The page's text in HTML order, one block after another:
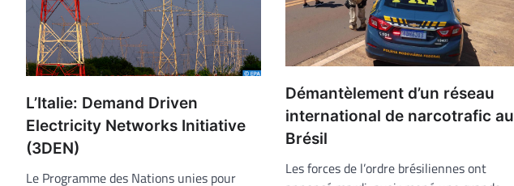
L’Italie: Demand Driven
Electricity Networks Initiative
(3DEN)
Le Programme des Nations unies pour
Démantèlement d’un réseau
international de narcotrafic au
Brésil
Les forces de l’ordre brésiliennes ont